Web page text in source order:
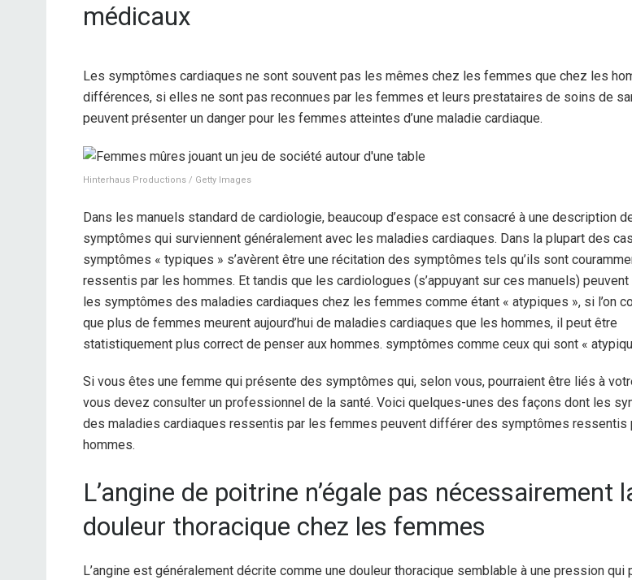
médicaux
Les symptômes cardiaques ne sont souvent pas les mêmes chez les femmes que chez les
différences, si elles ne sont pas reconnues par les femmes et leurs prestataires de soins de
peuvent présenter un danger pour les femmes atteintes d’une maladie cardiaque.
Hinterhaus Productions / Getty Images
Dans les manuels standard de cardiologie, beaucoup d’espace est consacré à une description
symptômes qui surviennent généralement avec les maladies cardiaques. Dans la plupart des
symptômes « typiques » s’avèrent être une récitation des symptômes tels qu’ils sont
ressentis par les hommes. Et tandis que les cardiologues (s’appuyant sur ces manuels)
les symptômes des maladies cardiaques chez les femmes comme étant « atypiques », si l’on
que plus de femmes meurent aujourd’hui de maladies cardiaques que les hommes, il peut être
statistiquement plus correct de penser aux hommes. symptômes comme ceux qui sont «
Si vous êtes une femme qui présente des symptômes qui, selon vous, pourraient être liés à
vous devez consulter un professionnel de la santé. Voici quelques-unes des façons dont les
des maladies cardiaques ressentis par les femmes peuvent différer des symptômes ressentis
hommes.
L’angine de poitrine n’égale pas nécessairement
douleur thoracique chez les femmes
L’angine est généralement décrite comme une douleur thoracique semblable à une pression qui